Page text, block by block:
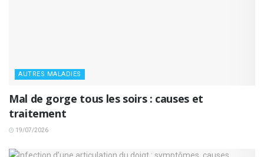
AUTRES MALADIES
Mal de gorge tous les soirs : causes et
traitement
19/07/2026